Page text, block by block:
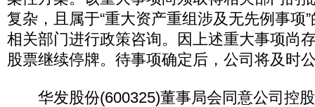
复杂，且属于“重大资产重组涉及无先例事项
相关部门进行政策咨询。因上述重大事项尚
股票继续停牌。待事项确定后，公司将及时
华发股份(600325)董事局会同意公司控股